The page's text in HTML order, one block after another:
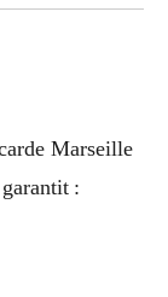
Marseille
garantit :